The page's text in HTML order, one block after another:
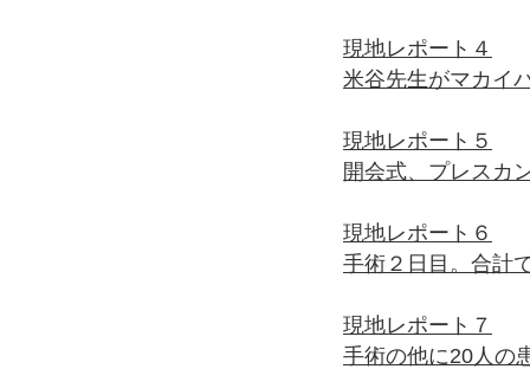
現地レポート４
米谷先生がマカイ
現地レポート５
開会式、プレスカ
現地レポート６
手術２日目。合計
現地レポート７
手術の他に20人の